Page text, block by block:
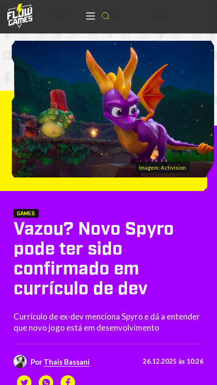
Imagem: Activision
GAMES
Vazou? Novo Spyro
pode ter sido
confirmado em
currículo de dev
Currículo de ex-dev menciona Spyro e dá a entender
que novo jogo está em desenvolvimento
Por Thais Bassani 26.12.2025 às 10:26